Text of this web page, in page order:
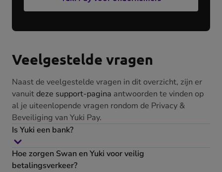
Veelgestelde vragen
Naast de veelgestelde vragen in dit overzicht, zijn er
vanuitdeze support-pagina antwoorden te vinden op
al je uiteenlopende vragen rondom de Privacy &
Beveiliging van Yuki Pay.
Is Yuki een bank?
Hoe zorgen Swan en Yuki voor veilig
betalingsverkeer?